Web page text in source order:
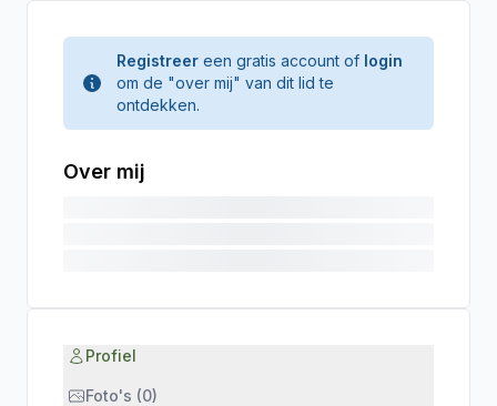
Registreer een gratis account of login
om de "over mij" van dit lid te
ontdekken.
Over mij
Profiel
Foto's (0)